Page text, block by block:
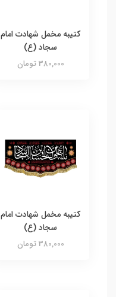
کتیبه مخمل شهادت امام
سجاد (ع)
380,000 تومان
کتیبه مخمل شهادت امام
سجاد (ع)
380,000 تومان